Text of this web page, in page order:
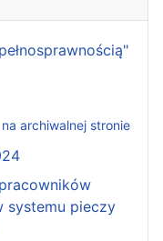
archiwalnej stronie
systemu pieczy